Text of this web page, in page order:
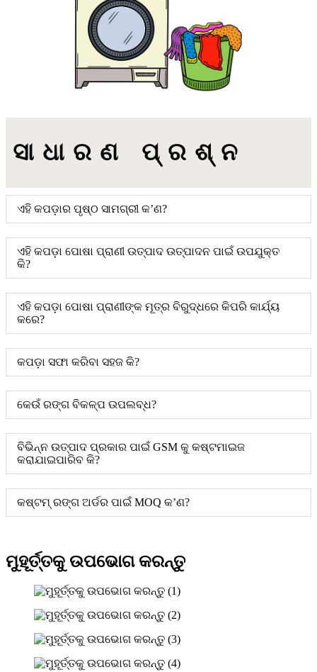
ସାଧାରଣ ପ୍ରଶ୍ନ
ଏହି କପଡ଼ାର ପୃଷ୍ଠ ସାମଗ୍ରୀ କ’ଣ?
ଏହି କପଡ଼ା ପୋଷା ପ୍ରାଣୀ ଉତ୍ପାଦ ଉତ୍ପାଦନ ପାଇଁ ଉପଯୁକ୍ତ
କି?
ଏହି କପଡ଼ା ପୋଷା ପ୍ରାଣୀଙ୍କ ମୂତ୍ର ବିରୁଦ୍ଧରେ କିପରି କାର୍ଯ୍ୟ
କରେ?
କପଡ଼ା ସଫା କରିବା ସହଜ କି?
କେଉଁ ରଙ୍ଗ ବିକଳ୍ପ ଉପଲବ୍ଧ?
ବିଭିନ୍ନ ଉତ୍ପାଦ ପ୍ରକାର ପାଇଁ GSM କୁ କଷ୍ଟମାଇଜ
କରାଯାଇପାରିବ କି?
କଷ୍ଟମ୍ ରଙ୍ଗ ଅର୍ଡର ପାଇଁ MOQ କ’ଣ?
ମୁହୂର୍ତ୍ତକୁ ଉପଭୋଗ କରନ୍ତୁ